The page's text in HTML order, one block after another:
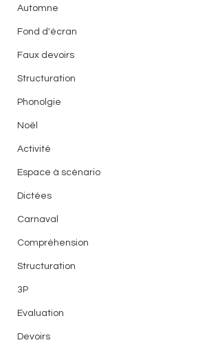
Automne
Fond d'écran
Faux devoirs
Structuration
Phonolgie
Noël
Activité
Espace à scénario
Dictées
Carnaval
Compréhension
Structuration
3P
Evaluation
Devoirs